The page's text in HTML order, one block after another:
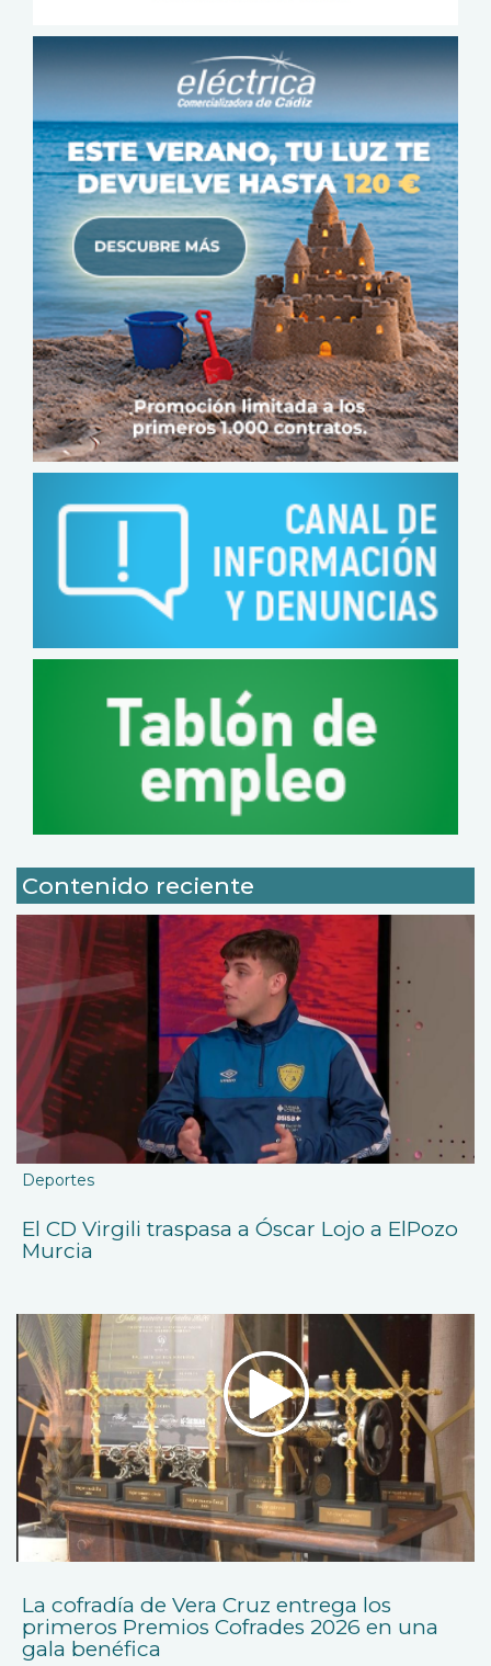
Contenido reciente
Deportes
El CD Virgili traspasa a Óscar Lojo a ElPozo
Murcia
La cofradía de Vera Cruz entrega los
primeros Premios Cofrades 2026 en una
gala benéfica